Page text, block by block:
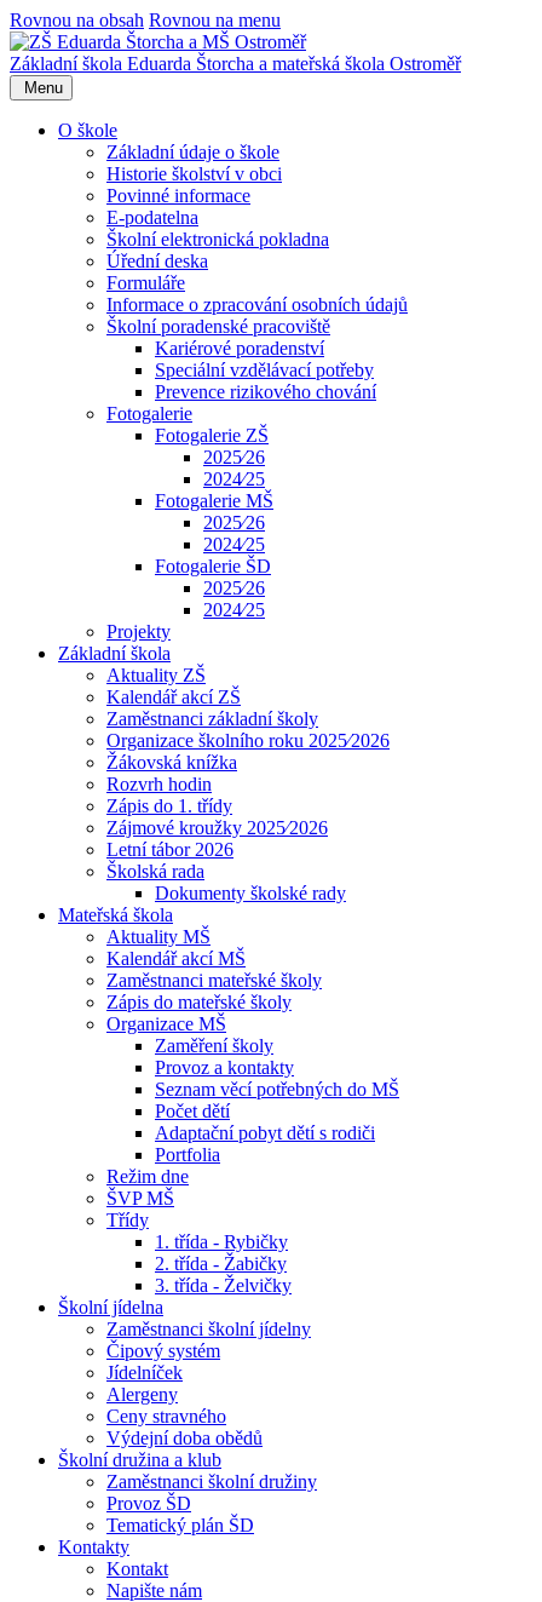
Rovnou na obsah Rovnou na menu
Základní škola Eduarda Štorcha a mateřská škola Ostroměř
Menu
O škole
Základní údaje o škole
Historie školství v obci
Povinné informace
E-podatelna
Školní elektronická pokladna
Úřední deska
Formuláře
Informace o zpracování osobních údajů
Školní poradenské pracoviště
Kariérové poradenství
Speciální vzdělávací potřeby
Prevence rizikového chování
Fotogalerie
Fotogalerie ZŠ
2025⁄26
2024⁄25
Fotogalerie MŠ
2025⁄26
2024⁄25
Fotogalerie ŠD
2025⁄26
2024⁄25
Projekty
Základní škola
Aktuality ZŠ
Kalendář akcí ZŠ
Zaměstnanci základní školy
Organizace školního roku 2025⁄2026
Žákovská knížka
Rozvrh hodin
Zápis do 1. třídy
Zájmové kroužky 2025⁄2026
Letní tábor 2026
Školská rada
Dokumenty školské rady
Mateřská škola
Aktuality MŠ
Kalendář akcí MŠ
Zaměstnanci mateřské školy
Zápis do mateřské školy
Organizace MŠ
Zaměření školy
Provoz a kontakty
Seznam věcí potřebných do MŠ
Počet dětí
Adaptační pobyt dětí s rodiči
Portfolia
Režim dne
ŠVP MŠ
Třídy
1. třída - Rybičky
2. třída - Žabičky
3. třída - Želvičky
Školní jídelna
Zaměstnanci školní jídelny
Čipový systém
Jídelníček
Alergeny
Ceny stravného
Výdejní doba obědů
Školní družina a klub
Zaměstnanci školní družiny
Provoz ŠD
Tematický plán ŠD
Kontakty
Kontakt
Napište nám